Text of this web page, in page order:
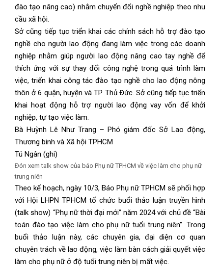
đào tạo nâng cao) nhằm chuyển đổi nghề nghiệp theo nhu
cầu xã hội.
Sở cũng tiếp tục triển khai các chính sách hỗ trợ đào tạo
nghề cho người lao động đang làm việc trong các doanh
nghiệp nhằm giúp người lao động nâng cao tay nghề để
thích ứng với sự thay đổi công nghệ trong quá trình làm
việc, triển khai công tác đào tạo nghề cho lao động nông
thôn ở 6 quận, huyện và TP Thủ Đức. Sở cũng tiếp tục triển
khai hoạt động hỗ trợ người lao động vay vốn để khởi
nghiệp, tự tạo việc làm.
Bà Huỳnh Lê Như Trang – Phó giám đốc Sở Lao động,
Thương binh và Xã hội TPHCM
Tú Ngân (ghi)
Đón xem talk show của báo Phụ nữ TPHCM về việc làm cho phụ nữ
trung niên
Theo kế hoạch, ngày 10/3, Báo Phụ nữ TPHCM sẽ phối hợp
với Hội LHPN TPHCM tổ chức buổi thảo luận truyền hình
(talk show) “Phụ nữ thời đại mới” năm 2024 với chủ đề “Bài
toán đào tạo việc làm cho phụ nữ tuổi trung niên”. Trong
buổi thảo luận này, các chuyên gia, đại diện cơ quan
chuyên trách về lao động, việc làm bàn cách giải quyết việc
làm cho phụ nữ ở độ tuổi trung niên bị mất việc.